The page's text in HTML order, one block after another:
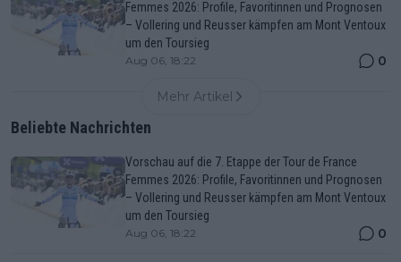
Femmes 2026: Profile, Favoritinnen und Prognosen
– Vollering und Reusser kämpfen am Mont Ventoux
um den Toursieg
Aug 06, 18:22 0
Mehr Artikel
Beliebte Nachrichten
Vorschau auf die 7. Etappe der Tour de France
Femmes 2026: Profile, Favoritinnen und Prognosen
– Vollering und Reusser kämpfen am Mont Ventoux
um den Toursieg
Aug 06, 18:22 0